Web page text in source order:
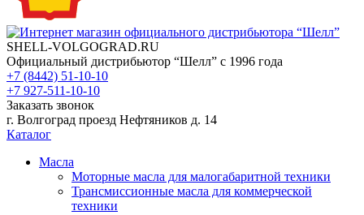
SHELL-VOLGOGRAD.RU
Официальный дистрибьютор “Шелл” с 1996 года
+7 (8442) 51-10-10
+7 927-511-10-10
Заказать звонок
г. Волгоград проезд Нефтяников д. 14
Каталог
Масла
Моторные масла для малогабаритной техники
Трансмиссионные масла для коммерческой
техники